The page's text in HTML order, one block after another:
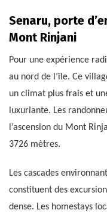
Senaru, porte
Mont Rinjani
Pour une expérience
au nord de l’île. Ce
un climat plus frais et
luxuriante. Les
l’ascension du Mont
3726 mètres.
Les cascades
constituent des
dense. Les homestays